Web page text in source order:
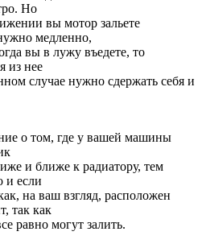
Но
вы мотор зальете
медленно,
вы в лужу въедете, то
из нее
случае нужно сдержать себя и
о том, где у вашей машины
и ближе к радиатору, тем
и если
на ваш взгляд, расположен
так как
равно могут залить.